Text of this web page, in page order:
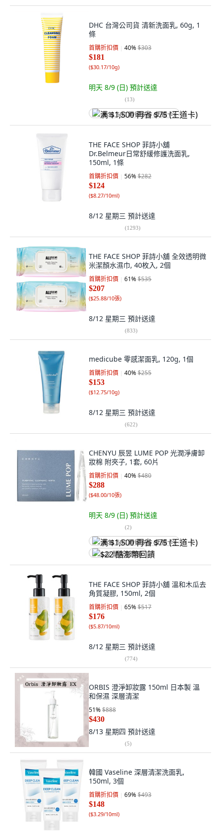
DHC 台灣公司貨 清新洗面乳, 60g, 1
條
首購折扣價 40%$303
$181
($30.17/10g)
明天 8/9 (日) 預計送達
(13)
满 $1,500 再省 $75 (王道卡)
THE FACE SHOP 菲詩小舖
Dr.Belmeur日常舒緩修護洗面乳,
150ml, 1條
首購折扣價 56%$282
$124
($8.27/10ml)
8/12 星期三 預計送達
(1293)
THE FACE SHOP 菲詩小舖 全效透明微
米潔顏水濕巾, 40枚入, 2個
首購折扣價 61%$535
$207
($25.88/10張)
8/12 星期三 預計送達
(833)
medicube 零感潔面乳, 120g, 1個
首購折扣價 40%$255
$153
($12.75/10g)
8/12 星期三 預計送達
(622)
CHENYU 辰昱 LUME POP 光潤淨膚卸
妝棉 附夾子, 1套, 60片
首購折扣價 40%$480
$288
($48.00/10張)
明天 8/9 (日) 預計送達
(2)
满 $1,500 再省 $75 (王道卡)
$22 酷澎幣回饋
THE FACE SHOP 菲詩小舖 溫和木瓜去
角質凝膠, 150ml, 2個
首購折扣價 65%$517
$176
($5.87/10ml)
8/12 星期三 預計送達
(774)
ORBIS 澄淨卸妝露 150ml 日本製 溫
和保濕 深層清潔
51%$888
$430
8/13 星期四 預計送達
(5)
韓國 Vaseline 深層清潔洗面乳,
150ml, 3個
首購折扣價 69%$493
$148
($3.29/10ml)